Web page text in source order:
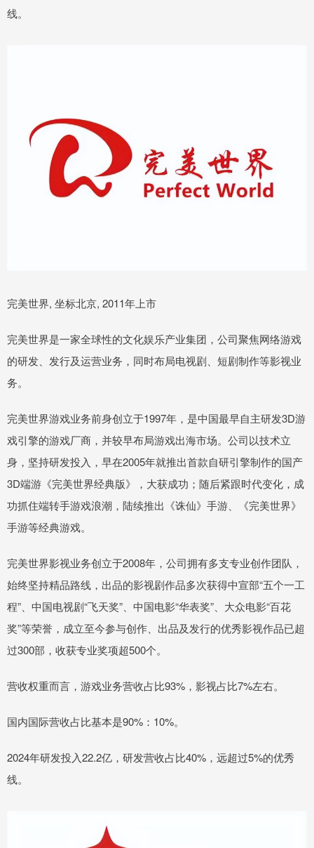
线。
完美世界, 坐标北京, 2011年上市
完美世界是一家全球性的文化娱乐产业集团，公司聚焦网络游戏
的研发、发行及运营业务，同时布局电视剧、短剧制作等影视业
务。
完美世界游戏业务前身创立于1997年，是中国最早自主研发3D游
戏引擎的游戏厂商，并较早布局游戏出海市场。公司以技术立
身，坚持研发投入，早在2005年就推出首款自研引擎制作的国产
3D端游《完美世界经典版》，大获成功；随后紧跟时代变化，成
功抓住端转手游戏浪潮，陆续推出《诛仙》手游、《完美世界》
手游等经典游戏。
完美世界影视业务创立于2008年，公司拥有多支专业创作团队，
始终坚持精品路线，出品的影视剧作品多次获得中宣部“五个一工
程”、中国电视剧“飞天奖”、中国电影“华表奖”、大众电影“百花
奖”等荣誉，成立至今参与创作、出品及发行的优秀影视作品已超
过300部，收获专业奖项超500个。
营收权重而言，游戏业务营收占比93%，影视占比7%左右。
国内国际营收占比基本是90%：10%。
2024年研发投入22.2亿，研发营收占比40%，远超过5%的优秀
线。